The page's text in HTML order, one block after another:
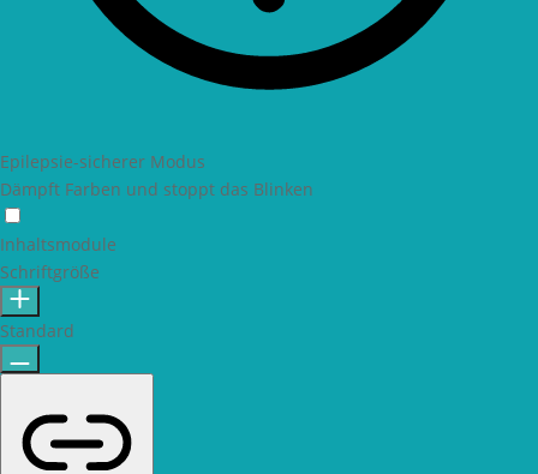
Epilepsie-sicherer Modus
Dämpft Farben und stoppt das Blinken
Inhaltsmodule
Schriftgröße
Standard